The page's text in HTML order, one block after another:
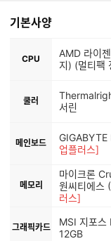
기본사양
CPU
AMD 라이
지) (멀티팩
쿨러
서린
메인보드
업플러스]
메모리
마이크론
원씨티에스
러스]
그래픽카드
MSI 지포
12GB